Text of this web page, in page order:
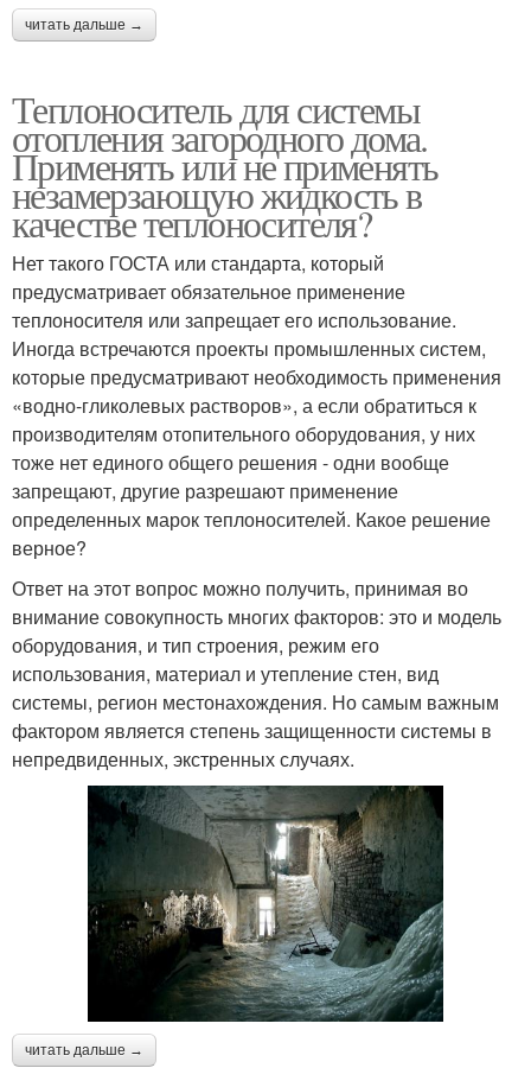
читать дальше →
Теплоноситель для системы
отопления загородного дома.
Применять или не применять
незамерзающую жидкость в
качестве теплоносителя?
Нет такого ГОСТА или стандарта, который
предусматривает обязательное применение
теплоносителя или запрещает его использование.
Иногда встречаются проекты промышленных систем,
которые предусматривают необходимость применения
«водно-гликолевых растворов», а если обратиться к
производителям отопительного оборудования, у них
тоже нет единого общего решения - одни вообще
запрещают, другие разрешают применение
определенных марок теплоносителей. Какое решение
верное?
Ответ на этот вопрос можно получить, принимая во
внимание совокупность многих факторов: это и модель
оборудования, и тип строения, режим его
использования, материал и утепление стен, вид
системы, регион местонахождения. Но самым важным
фактором является степень защищенности системы в
непредвиденных, экстренных случаях.
читать дальше →